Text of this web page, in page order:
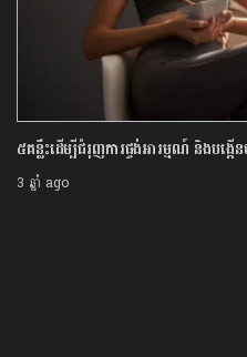
៥គន្លឹះដើម្បីជំរុញការផ្ចង់អារម្មណ៍ និងបង្
3 ឆ្នាំ ago